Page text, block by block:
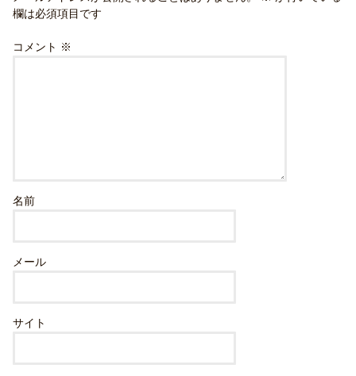
欄は必須項目です
コメント ※
名前
メール
サイト